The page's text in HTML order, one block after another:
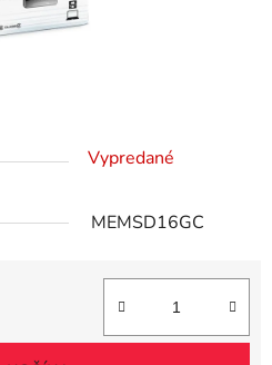
Vypredané
MEMSD16GC